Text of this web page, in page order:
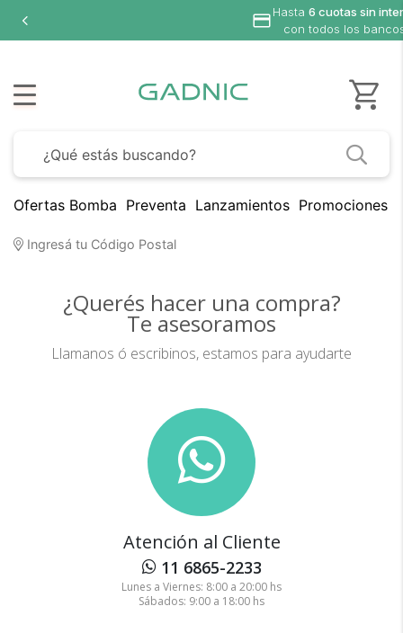
Hasta 6 cuotas sin
con todos los
Ofertas Bomba Preventa Lanzamientos Promociones
Ingresá tu Código Postal
¿Querés hacer una compra?
Te asesoramos
Llamanos ó escribinos, estamos para ayudarte
Atención al Cliente
11 6865-2233
Lunes a Viernes: 8:00 a 20:00 hs
Sábados: 9:00 a 18:00 hs